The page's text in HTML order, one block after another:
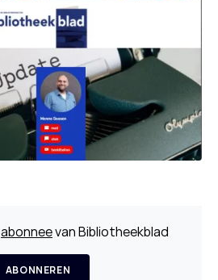
abonneevan Bibliotheekblad
ABONNEREN